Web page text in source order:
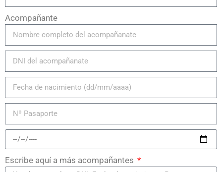
Acompañante
Escribe aquí a más acompañantes